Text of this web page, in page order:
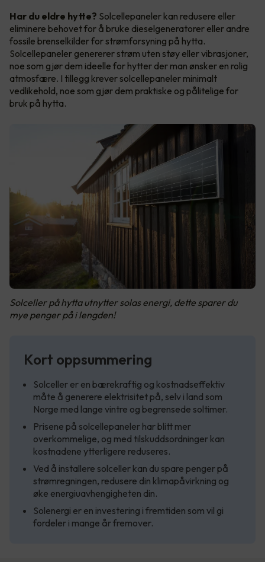
Har du eldre hytte? Solcellepaneler kan redusere eller
eliminere behovet for å bruke dieselgeneratorer eller andre
fossile brenselkilder for strømforsyning på hytta.
Solcellepaneler genererer strøm uten støy eller vibrasjoner,
noe som gjør dem ideelle for hytter der man ønsker en rolig
atmosfære. I tillegg krever solcellepaneler minimalt
vedlikehold, noe som gjør dem praktiske og pålitelige for
bruk på hytta.
Solceller på hytta utnytter solas energi, dette sparer du
mye penger på i lengden!
Kort oppsummering
Solceller er en bærekraftig og kostnadseffektiv
måte å generere elektrisitet på, selv i land som
Norge med lange vintre og begrensede soltimer.
Prisene på solcellepaneler har blitt mer
overkommelige, og med tilskuddsordninger kan
kostnadene ytterligere reduseres.
Ved å installere solceller kan du spare penger på
strømregningen, redusere din klimapåvirkning og
øke energiuavhengigheten din.
Solenergi er en investering i fremtiden som vil gi
fordeler i mange år fremover.